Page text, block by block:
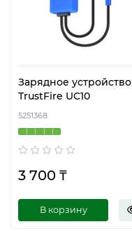
Зарядное устройство
TrustFire UC10
5251368
3 700 ₸
В корзину